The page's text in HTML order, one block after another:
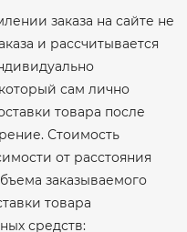
заказа на сайте не
и рассчитывается
сам лично
товара после
Стоимость
от расстояния
заказываемого
товара
средств: